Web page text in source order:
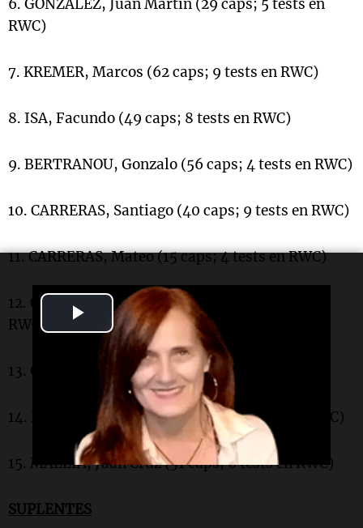
Play
Video
6. GONZÁLEZ, Juan Martín (29 caps; 5 tests en
RWC)
7. KREMER, Marcos (62 caps; 9 tests en RWC)
8. ISA, Facundo (49 caps; 8 tests en RWC)
9. BERTRANOU, Gonzalo (56 caps; 4 tests en RWC)
10. CARRERAS, Santiago (40 caps; 9 tests en RWC)
11. CARRERAS, Mateo (15 caps; 4 tests en RWC)
12. CHOCOBARES, Santiago (18 caps; 4 test en
RWC)
13. CINTI, Lucio (21 caps; 5 tests en RWC)
14. BOFFELLI, Emiliano (57 caps; 7 tests en RWC)
15. MALLÍA, Juan Cruz (31 caps; 6 tests en RWC)
SUPLENTES